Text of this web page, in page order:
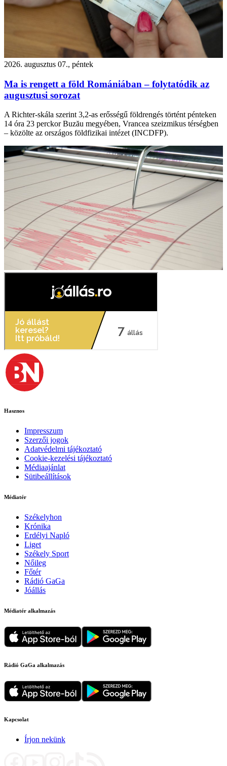
2026. augusztus 07., péntek
Ma is rengett a föld Romániában – folytatódik az
augusztusi sorozat
A Richter-skála szerint 3,2-as erősségű földrengés történt pénteken
14 óra 23 perckor Buzău megyében, Vrancea szeizmikus térségben
– közölte az országos földfizikai intézet (INCDFP).
Hasznos
Impresszum
Szerzői jogok
Adatvédelmi tájékoztató
Cookie-kezelési tájékoztató
Médiaajánlat
Sütibeállítások
Médiatér
Székelyhon
Krónika
Erdélyi Napló
Liget
Székely Sport
Nőileg
Főtér
Rádió GaGa
Jóállás
Médiatér alkalmazás
Rádió GaGa alkalmazás
Kapcsolat
Írjon nekünk